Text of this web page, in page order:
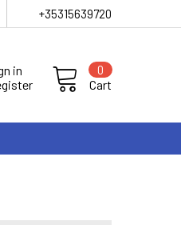
+35315639720
in
Cart
0